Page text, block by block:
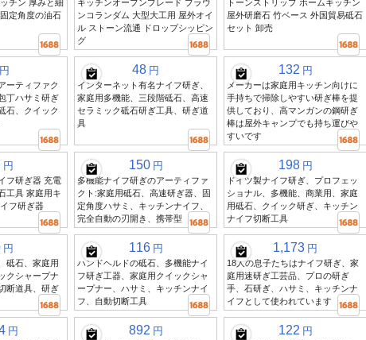
チン 厚みと細
定角度の油石
キッチンオープンブレード ブラウ
ンコランダム 大型大工用 屋外オイ
ル ストーン流通 ドロップシッピン
グ
トーンストリップ ホームキッチン
屋外研磨石 竹ベース 外国貿易砥石
セット 卸売
円
ーティファク
丁ハサミ研ぎ
石、クイック
48 円
インターネット有名ナイフ研ぎ、
家庭用多機能、三段階砥石、高速
セラミック砥石研ぎ工具、研ぎ道
具
132 円
メーカーは家庭用キッチン向けに
手持ちで掃除しやすい研ぎ棒を提
供しており、高マンガンの鋼研ぎ
棒は屋外キャンプでも持ち運びや
すいです
円
フ研ぎ器 充電
工具 家庭用キ
フ研ぎ器
150 円
多機能ナイフ研ぎのアーティファ
クト:家庭用砥石、高速研ぎ器、固
定角度ハサミ、キッチンナイフ、
完全自動の刃開き、携帯型
198 円
ドイツ製ナイフ研ぎ、プロフェッ
ショナル、多機能、商業用、家庭
用砥石、クイック研ぎ、キッチン
ナイフ切断工具
円
砥石、家庭用
クシャープナ
断道具、研ぎ
116 円
ハンドヘルドの砥石、多機能ナイ
フ研ぎ工器、家庭用クイックシャ
ープナー、ハサミ、キッチンナイ
フ、自動切断工具
1,173 円
18人の息子たちはナイフ研ぎ、家
庭用速研ぎ工芸品、プロの研ぎ
手、石研ぎ、ハサミ、キッチンナ
イフとして使われています
円 892 円 122 円